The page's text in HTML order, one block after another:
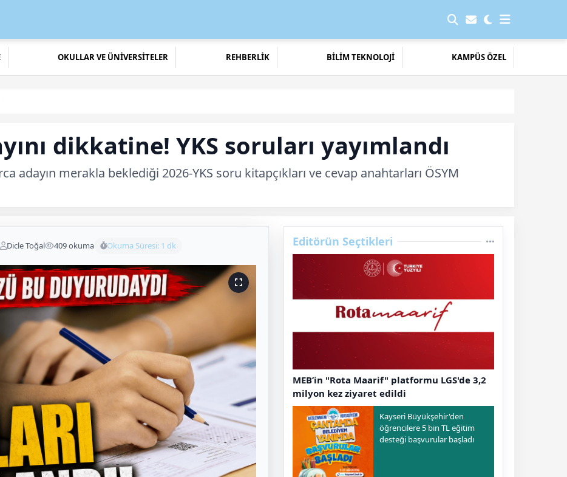
OKULLAR VE ÜNİVERSİTELER REHBERLİK BİLİM TEKNOLOJİ KAMPÜS ÖZEL
dikkatine! YKS soruları yayımlandı
adayın merakla beklediği 2026-YKS soru kitapçıkları ve cevap anahtarları ÖSYM
Dicle Toğal 409 okuma Okuma Süresi: 1 dk Editörün Seçtikleri
MEB’in "Rota Maarif" platformu LGS'de 3,2
milyon kez ziyaret edildi
Kayseri Büyükşehir'den
öğrencilere 5 bin TL eğitim
desteği başvurular başladı